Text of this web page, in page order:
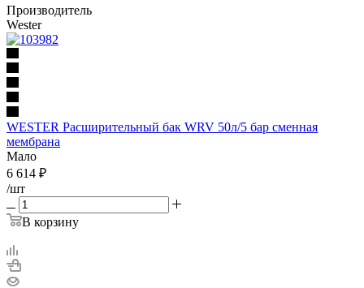
Производитель
Wester
WESTER Расширительный бак WRV 50л/5 бар сменная
мембрана
Мало
6 614 ₽
/шт
В корзину